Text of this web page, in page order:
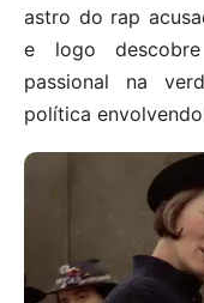
astro do rap
e logo
passional na
política